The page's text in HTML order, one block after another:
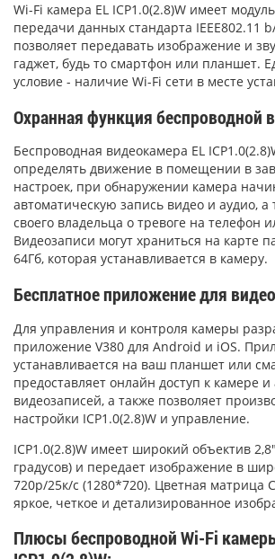
Wi-Fi камера EL ICP1.0(2.8)W имеет
передачи данных стандарта IEEE802.11
позволяет передавать изображение и
гаджет, будь то смартфон или планшет.
условие - наличие Wi-Fi сети в месте
Охранная функция беспроводной
Беспроводная видеокамера EL
определять движение в помещении в
настроек, при обнаружении камера
автоматическую запись видео и аудио,
своего владельца о тревоге на телефон
Видеозаписи могут храниться на карте
64Гб, которая устанавливается в камеру.
Бесплатное приложение для
Для управления и контроля камеры
приложение V380 для Android и iOS.
устанавливается на ваш планшет или
предоставляет онлайн доступ к камере и
видеозаписей, а также позволяет
настройки ICP1.0(2.8)W и управление.
ICP1.0(2.8)W имеет широкий объектив
градусов) и передает изображение в
720р/25к/с (1280*720). Цветная матрица
яркое, четкое и детализированное
Плюсы беспроводной Wi-Fi